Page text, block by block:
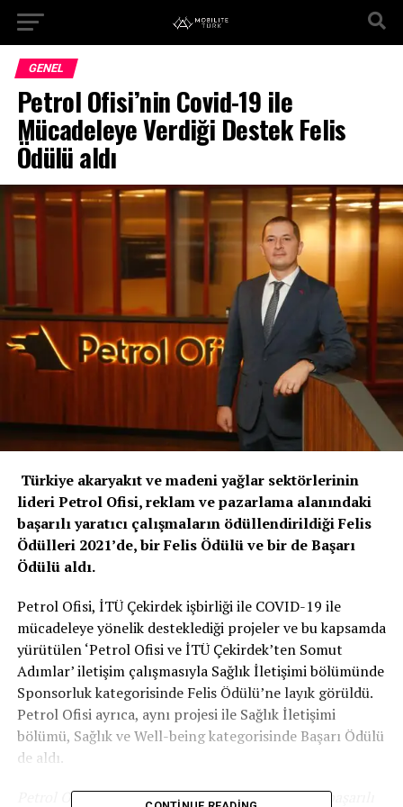
GENEL
Petrol Ofisi’nin Covid-19 ile
Mücadeleye Verdiği Destek Felis
Ödülü aldı
Türkiye akaryakıt ve madeni yağlar sektörlerinin
lideri Petrol Ofisi, reklam ve pazarlama alanındaki
başarılı yaratıcı çalışmaların ödüllendirildiği Felis
Ödülleri 2021’de, bir Felis Ödülü ve bir de Başarı
Ödülü aldı.
Petrol Ofisi, İTÜ Çekirdek işbirliği ile COVID-19 ile
mücadeleye yönelik desteklediği projeler ve bu kapsamda
yürütülen ‘Petrol Ofisi ve İTÜ Çekirdek’ten Somut
Adımlar’ iletişim çalışmasıyla Sağlık İletişimi bölümünde
Sponsorluk kategorisinde Felis Ödülü’ne layık görüldü.
Petrol Ofisi ayrıca, aynı projesi ile Sağlık İletişimi
bölümü, Sağlık ve Well-being kategorisinde Başarı Ödülü
de aldı.
Petrol Ofisi’nin pazarlama alanında da güçlü ve başarılı